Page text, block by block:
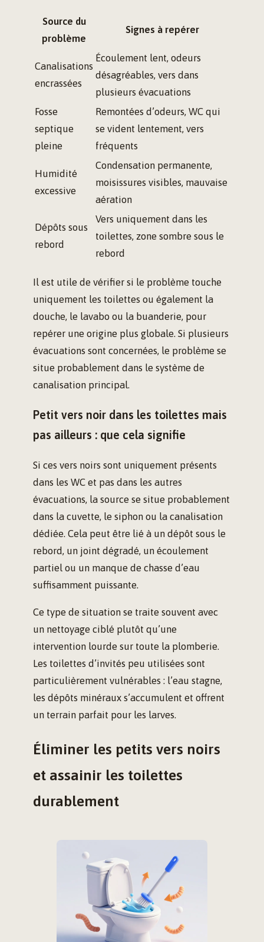
Source du
problème
Signes à repérer
Canalisations
encrassées
Écoulement lent, odeurs
désagréables, vers dans
plusieurs évacuations
Fosse
septique
pleine
Remontées d’odeurs, WC qui
se vident lentement, vers
fréquents
Humidité
excessive
Condensation permanente,
moisissures visibles, mauvaise
aération
Dépôts sous
rebord
Vers uniquement dans les
toilettes, zone sombre sous le
rebord
Il est utile de vérifier si le problème touche
uniquement les toilettes ou également la
douche, le lavabo ou la buanderie, pour
repérer une origine plus globale. Si plusieurs
évacuations sont concernées, le problème se
situe probablement dans le système de
canalisation principal.
Petit vers noir dans les toilettes mais
pas ailleurs : que cela signifie
Si ces vers noirs sont uniquement présents
dans les WC et pas dans les autres
évacuations, la source se situe probablement
dans la cuvette, le siphon ou la canalisation
dédiée. Cela peut être lié à un dépôt sous le
rebord, un joint dégradé, un écoulement
partiel ou un manque de chasse d’eau
suffisamment puissante.
Ce type de situation se traite souvent avec
un nettoyage ciblé plutôt qu’une
intervention lourde sur toute la plomberie.
Les toilettes d’invités peu utilisées sont
particulièrement vulnérables : l’eau stagne,
les dépôts minéraux s’accumulent et offrent
un terrain parfait pour les larves.
Éliminer les petits vers noirs
et assainir les toilettes
durablement